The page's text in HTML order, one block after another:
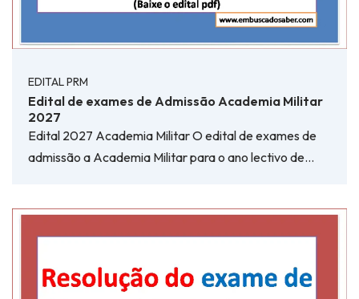
EDITAL PRM
Edital de exames de Admissão Academia Militar
2027
Edital 2027 Academia Militar O edital de exames de
admissão a Academia Militar para o ano lectivo de…